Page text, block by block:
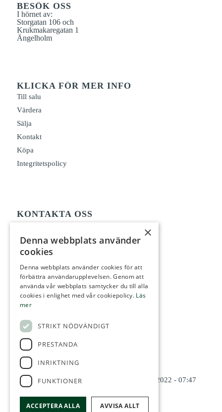
BESÖK OSS
I hörnet av:
Storgatan 106 och
Krukmakaregatan 1
Ängelholm
KLICKA FÖR MER INFO
Till salu
Värdera
Sälja
Kontakt
Köpa
Integritetspolicy
KONTAKTA OSS
Henrik Gustafsson
070-6794741
henrik@hektartunnland.se
Dan Lennartsson
070-5798777
dan@hektartunnland.se
SENASTE NYTT
Nya lokaler19 december, 2022 - 07:48
Ny mäklare i Ängelholm
14 november, 2022 - 07:47
×
Denna webbplats använder
cookies
Denna webbplats använder cookies för att
förbättra användarupplevelsen. Genom att
använda vår webbplats samtycker du till alla
cookies i enlighet med vår cookiepolicy. Läs
mer
STRIKT NÖDVÄNDIGT
PRESTANDA
INRIKTNING
FUNKTIONER
ACCEPTERA ALLA AVVISA ALLT